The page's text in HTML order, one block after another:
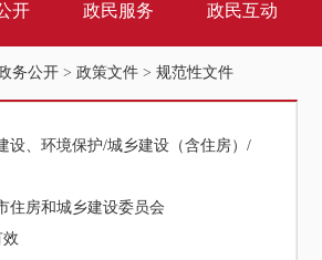
开 政民服务 政民互动
务公开 >政策文件 >规范性文件
设、环境保护/城乡建设（含住房）/
住房和城乡建设委员会
效